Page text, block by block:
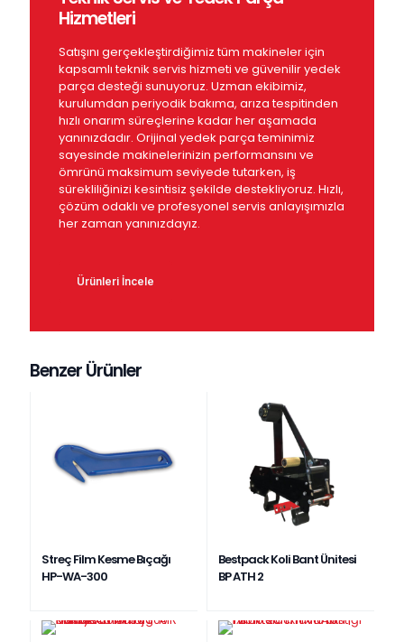
Hizmetleri
Satışını gerçekleştirdiğimiz tüm makineler için
kapsamlı teknik servis hizmeti ve güvenilir yedek
parça desteği sunuyoruz. Uzman ekibimiz,
kurulumdan periyodik bakıma, arıza tespitinden
hızlı onarım süreçlerine kadar her aşamada
yanınızdadır. Orijinal yedek parça teminimiz
sayesinde makinelerinizin performansını ve
ömrünü maksimum seviyede tutarken, iş
sürekliliğinizi kesintisiz şekilde destekliyoruz. Hızlı,
çözüm odaklı ve profesyonel servis anlayışımızla
her zaman yanınızdayız.
Ürünleri İncele
Benzer Ürünler
Streç Film Kesme Bıçağı
HP-WA-300
Bestpack Koli Bant Ünitesi
BP ATH 2